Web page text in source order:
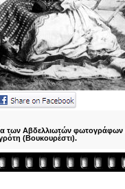
των Αβδελλιωτών
(Βουκουρέστι).